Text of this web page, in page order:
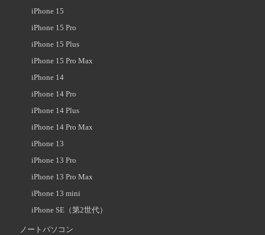
iPhone 15
iPhone 15 Pro
iPhone 15 Plus
iPhone 15 Pro Max
iPhone 14
iPhone 14 Pro
iPhone 14 Plus
iPhone 14 Pro Max
iPhone 13
iPhone 13 Pro
iPhone 13 Pro Max
iPhone 13 mini
iPhone SE（第2世代）
ノートパソコン